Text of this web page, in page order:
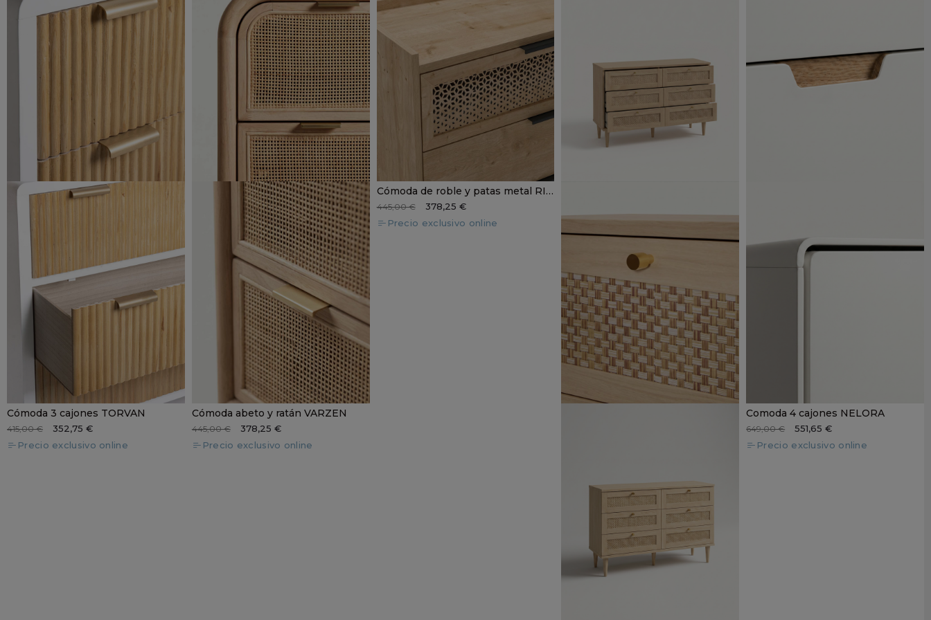
Cómoda 3 cajones TORVAN
415,00 €
352,75 €
Precio exclusivo online
Cómoda abeto y ratán VARZEN
445,00 €
378,25 €
Precio exclusivo online
Cómoda de roble y patas metal RINAL
445,00 €
378,25 €
Precio exclusivo online
Comoda 4 cajones NELORA
649,00 €
551,65 €
Precio exclusivo online